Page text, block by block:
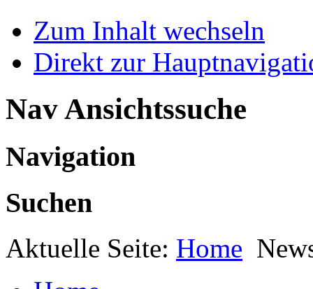
Zum Inhalt wechseln
Direkt zur
Nav Ansichtssuche
Navigation
Suchen
Aktuelle Seite: Home